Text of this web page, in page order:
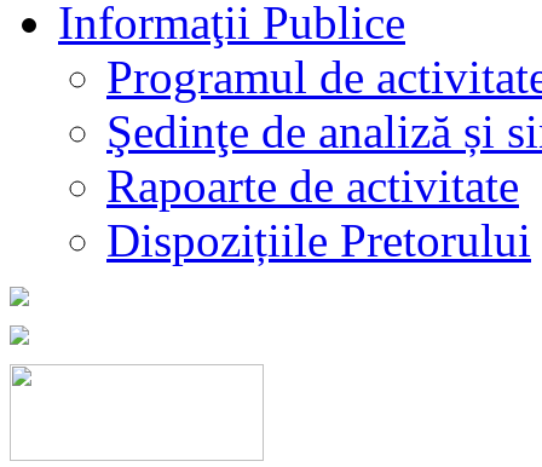
Informaţii Publice
Programul de
Şedinţe de analiză și
Rapoarte de activitate
Dispozițiile Pretorului